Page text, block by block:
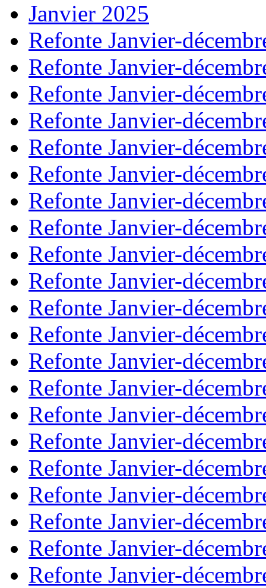
Janvier 2025
Refonte Janvier-
Refonte Janvier-
Refonte Janvier-
Refonte Janvier-
Refonte Janvier-
Refonte Janvier-
Refonte Janvier-
Refonte Janvier-
Refonte Janvier-
Refonte Janvier-
Refonte Janvier-
Refonte Janvier-
Refonte Janvier-
Refonte Janvier-
Refonte Janvier-
Refonte Janvier-
Refonte Janvier-
Refonte Janvier-
Refonte Janvier-
Refonte Janvier-
Refonte Janvier-